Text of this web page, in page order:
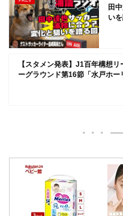
田
い
【スタメン発表】J1百年構想リ
ーグラウンド第16節「水戸ホー